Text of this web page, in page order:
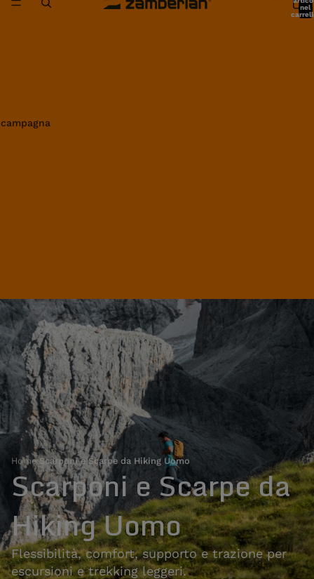
nel
Home›Scarponi e Scarpe da Hiking Uomo
Scarponi e Scarpe da
Hiking Uomo
Flessibilità, comfort, supporto e trazione per
escursioni e trekking leggeri.